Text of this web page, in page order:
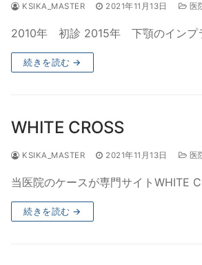
KSIKA_MASTER 2021年11月13日 医
2010年 初診 2015年 下顎のインプ
続きを読む →
WHITE CROSS
KSIKA_MASTER 2021年11月13日 医
当医院のケースが専門サイトWHITE
続きを読む →